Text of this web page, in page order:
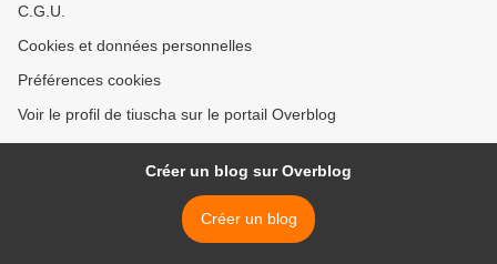
C.G.U.
Cookies et données personnelles
Préférences cookies
Voir le profil de tiuscha sur le portail Overblog
Créer un blog sur Overblog
Créer un blog